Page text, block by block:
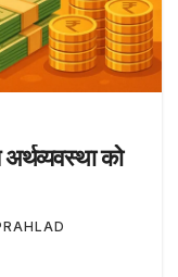
अर्थव्यवस्था को